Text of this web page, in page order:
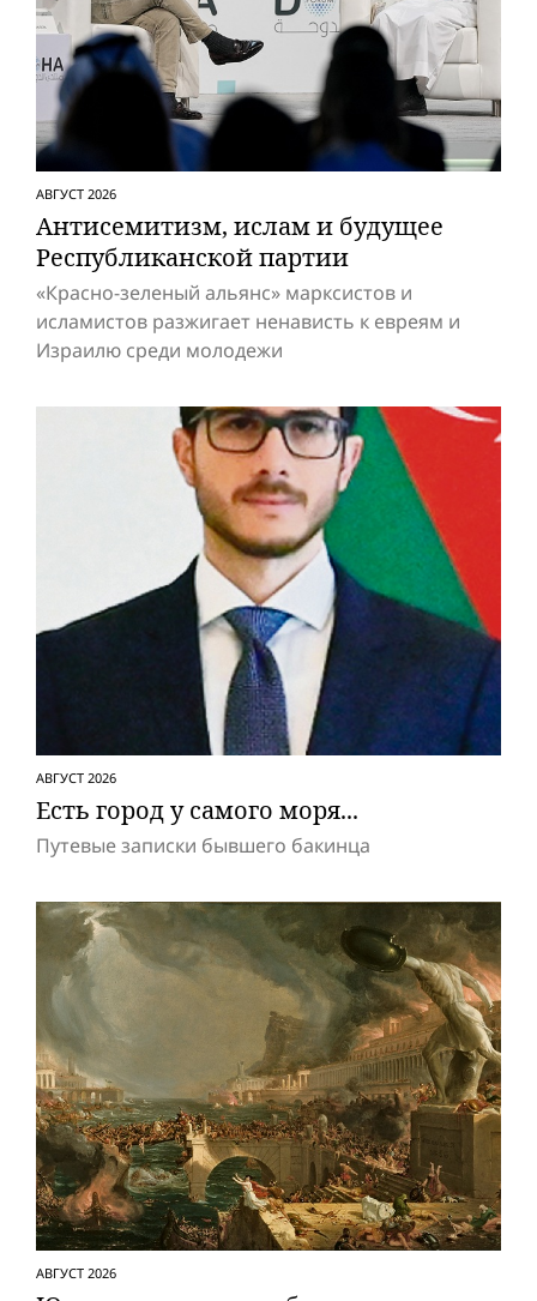
АВГУСТ 2026
Антисемитизм, ислам и будущее
Респуб­ликанской партии
«Красно-зеленый альянс» марксистов и
исламистов разжигает ненависть к евреям и
Израилю среди молодежи
АВГУСТ 2026
Есть город у самого моря...
Путевые записки бывшего бакинца
АВГУСТ 2026